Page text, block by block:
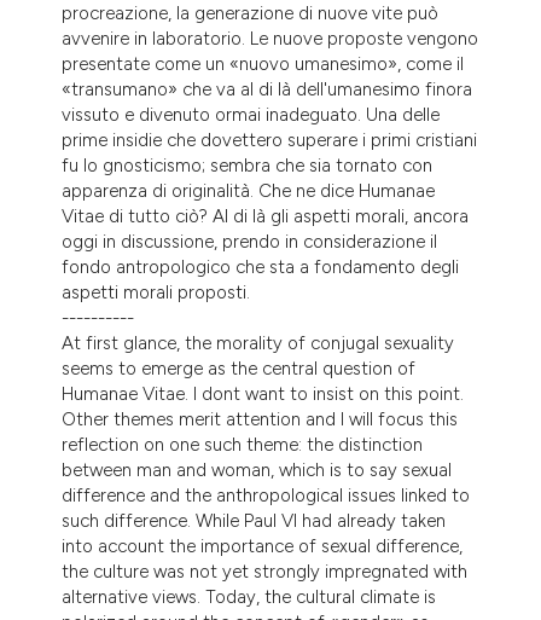
procreazione, la generazione di nuove vite può
avvenire in laboratorio. Le nuove proposte vengono
presentate come un «nuovo umanesimo», come il
«transumano» che va al di là dell'umanesimo finora
vissuto e divenuto ormai inadeguato. Una delle
prime insidie che dovettero superare i primi cristiani
fu lo gnosticismo; sembra che sia tornato con
apparenza di originalità. Che ne dice Humanae
Vitae di tutto ciò? Al di là gli aspetti morali, ancora
oggi in discussione, prendo in considerazione il
fondo antropologico che sta a fondamento degli
aspetti morali proposti.
----------
At first glance, the morality of conjugal sexuality
seems to emerge as the central question of
Humanae Vitae. I dont want to insist on this point.
Other themes merit attention and I will focus this
reflection on one such theme: the distinction
between man and woman, which is to say sexual
difference and the anthropological issues linked to
such difference. While Paul VI had already taken
into account the importance of sexual difference,
the culture was not yet strongly impregnated with
alternative views. Today, the cultural climate is